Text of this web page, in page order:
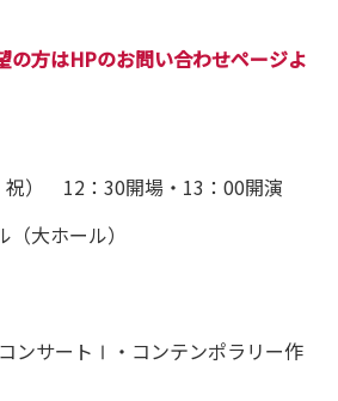
の方はHPのお問い合わせページよ
祝） 12：30開場・13：00開演
大ホール）
サートⅠ・コンテンポラリー作